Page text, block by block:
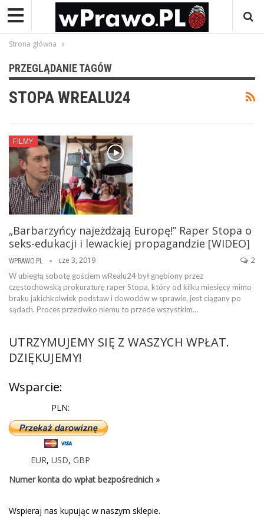
Strona główna
PRZEGLĄDANIE TAGÓW
STOPA WREALU24
FILMY
„Barbarzyńcy najeżdżają Europę!” Raper Stopa o
seks-edukacji i lewackiej propagandzie [WIDEO]
WPRAWO.PL cze 3, 2019 2
W ubiegłą sobotę gościem wRealu24 był gnębiony przez
częstochowską prokuraturę raper Stopa, który od kilku miesięcy mimo
braku jakichkolwiek podstaw i dowodów w sprawie, jest ciągany po
sądach. Proces przeciwko niemu to przede wszystkim…
UTRZYMUJEMY SIĘ Z WASZYCH WPŁAT.
DZIĘKUJEMY!
Wsparcie:
PLN:
EUR, USD, GBP
Numer konta do wpłat bezpośrednich »
Wspieraj nas kupując w naszym sklepie.